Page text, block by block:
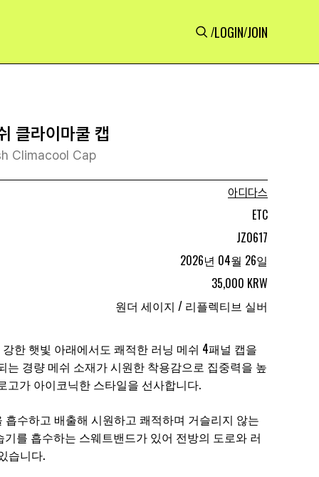
/LOGIN/JOIN
클라이마쿨 캡
Climacool Cap
아디다스
ETC
JZ0617
2026년 04월 26일
35,000 KRW
원더 세이지 / 리플렉티브 실버
한 햇빛 아래에서도 쾌적한 러닝 메쉬 4패널 캡을
는 경량 메쉬 소재가 시원한 착용감으로 집중력을 높
고가 아이코닉한 스타일을 선사합니다.
수하고 배출해 시원하고 쾌적하며 거슬리지 않는
를 흡수하는 스웨트밴드가 있어 전방의 도로와 러
습니다.